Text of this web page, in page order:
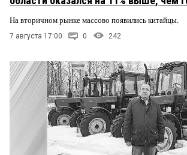
На вторичном рынке массово появились китайцы.
7 августа 17:00 0 242